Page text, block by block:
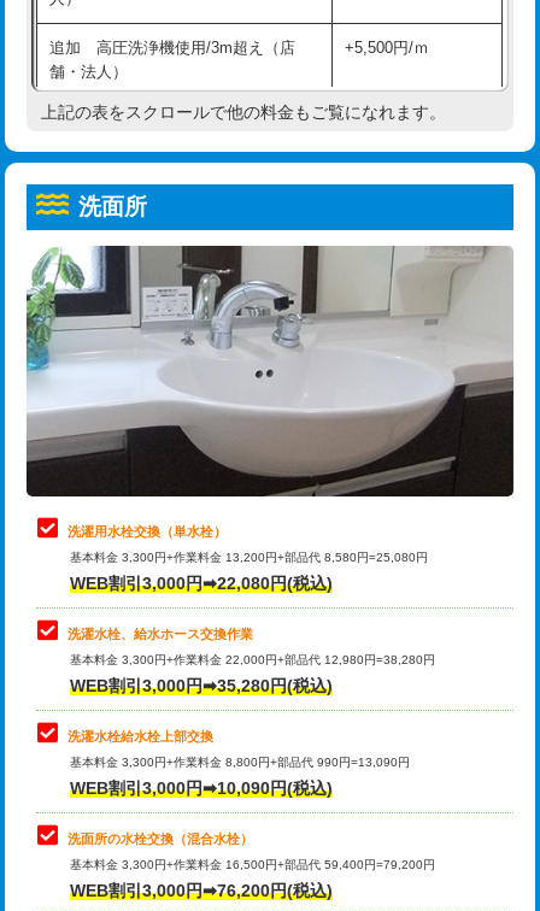
コンクリート斫り（厚さ10㎝超え）
モルタル補修（厚さ10㎝まで） 27,500円
モルタル補修（厚さ10㎝超え） 38,500円
洗面台設置 38,500円
追加人工
廃棄・処分 現場見積
※給水管工事は20mmまでの価格です。
給水管工事※（ホール加工)
給水管工事※（バンド止め) 3,300円
給水管工事※（支持金具設置) 5,500円
給水管工事※（保温材使用（バンド止
め込み）)
5,500円
給水管工事※（土の掘削・埋め戻し作
業)
11,000円
給水管工事※（塩ビ管（VP・HI）使
用/3ｍまで)
33,000円
給水管工事※（塩ビ管（VP・HI）使
用（追加）/3ｍ超え)
給水管工事※（ライニング鋼管・銅
管・ポリ管・HT管使用/3ｍまで)
44,000円
給水管工事※（ライニング鋼管・銅
管・ポリ管・HT管使用/3ｍ超え)
排水管工事（土の掘削・埋め戻し作
業）
排水管工事（排水管工事/3ｍまで） 55,000円
排水管工事（追加 排水管工事/3ｍ超
え）
マス交換（土の掘削・埋め戻し作業）
マス交換（深さ50㎝未満）
マス交換（深さ50㎝以上）
追加 高圧洗浄機使用/3m超え（店
舗・法人）
+5,500円/ｍ
高度高圧洗浄換 現地調査
トーラー機使用/3mまで
追加トーラー機使用/3m超え +3,300円
カメラ調査 33,000円
桝清掃
止水・漏水調査・防水処理・清掃・修
理・調整・分解・加工など（軽作業）
11,000円
止水・漏水調査・防水処理・清掃・修
理・調整・分解・加工など（中作業）
22,000円
止水・漏水調査・防水処理・清掃・修
理・調整・分解・加工など（重作業）
33,000円
キッチンタンク脱着
その他部品の脱着
交換・取付（タンク）
交換・取付(単水栓（壁付・デッキ
式）)
交換・取付(混合水栓（壁付・デッキ
式・ワンホール）)
16,500円+材料費
上記の表をスクロールで他の料金もご覧になれます。
洗面所
洗濯用水栓交換（単水栓）
基本料金 3,300円+作業料金 13,200円+部品代 8,580円=25,080円
WEB割引3,000円➡22,080円(税込)
洗濯水栓、給水ホース交換作業
基本料金 3,300円+作業料金 22,000円+部品代 12,980円=38,280円
WEB割引3,000円➡35,280円(税込)
洗濯水栓給水栓上部交換
基本料金 3,300円+作業料金 8,800円+部品代 990円=13,090円
WEB割引3,000円➡10,090円(税込)
洗面所の水栓交換（混合水栓）
基本料金 3,300円+作業料金 16,500円+部品代 59,400円=79,200円
WEB割引3,000円➡76,200円(税込)